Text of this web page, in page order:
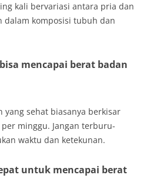
kali bervariasi antara pria dan
dalam komposisi tubuh dan
mencapai berat badan
sehat biasanya berkisar
minggu. Jangan terburu-
waktu dan ketekunan.
untuk mencapai berat